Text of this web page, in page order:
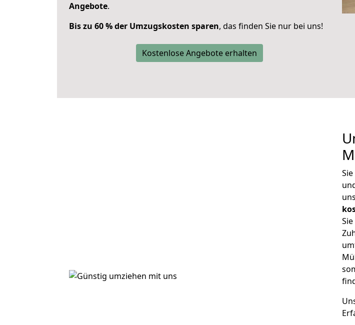
Angebote.
Bis zu 60 % der Umzugskosten sparen, das finden Sie nur bei uns!
Kostenlose Angebote erhalten